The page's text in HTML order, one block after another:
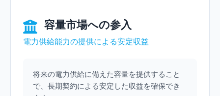
容量市場への参入
電力供給能力の提供による安定収益
将来の電力供給に備えた容量を提供すること
で、長期契約による安定した収益を確保でき